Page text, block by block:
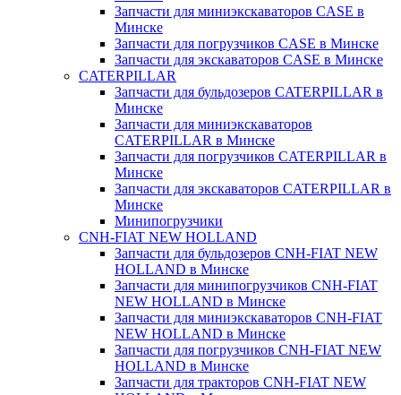
Запчасти для миниэкскаваторов CASE в
Минске
Запчасти для погрузчиков CASE в Минске
Запчасти для экскаваторов CASE в Минске
CATERPILLAR
Запчасти для бульдозеров CATERPILLAR в
Минске
Запчасти для миниэкскаваторов
CATERPILLAR в Минске
Запчасти для погрузчиков CATERPILLAR в
Минске
Запчасти для экскаваторов CATERPILLAR в
Минскe
Минипогрузчики
CNH-FIAT NEW HOLLAND
Запчасти для бульдозеров CNH-FIAT NEW
HOLLAND в Минске
Запчасти для минипогрузчиков CNH-FIAT
NEW HOLLAND в Минске
Запчасти для миниэкскаваторов CNH-FIAT
NEW HOLLAND в Минске
Запчасти для погрузчиков CNH-FIAT NEW
HOLLAND в Минске
Запчасти для тракторов CNH-FIAT NEW